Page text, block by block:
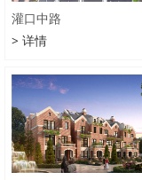
灌口中路
> 详情